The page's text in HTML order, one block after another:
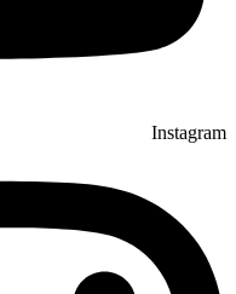
Instagram